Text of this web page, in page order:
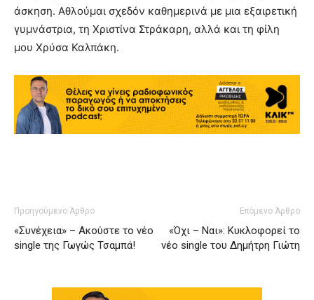
άσκηση. Αθλούμαι σχεδόν καθημερινά με μια εξαιρετική
γυμνάστρια, τη Χριστίνα Στράκαρη, αλλά και τη φίλη
μου Χρύσα Καλπάκη.
Προηγούμενο Άρθρο
«Συνέχεια» – Ακούστε το νέο
single της Γωγώς Τσαμπά!
Επόμενο Άρθρο
«Όχι – Ναι»: Κυκλοφορεί το
νέο single του Δημήτρη Γιώτη